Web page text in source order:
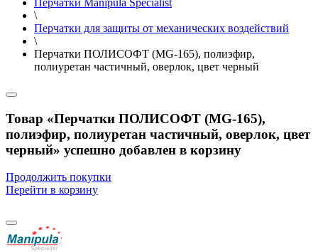
Перчатки Manipula Specialist
\
Перчатки для защиты от механических воздействий
\
Перчатки ПОЛИСОФТ (MG-165), полиэфир,
полиуретан частичный, оверлок, цвет черный
Товар «Перчатки ПОЛИСОФТ (MG-165),
полиэфир, полиуретан частичный, оверлок, цвет
черный» успешно добавлен в корзину
Продолжить покупки
Перейти в корзину